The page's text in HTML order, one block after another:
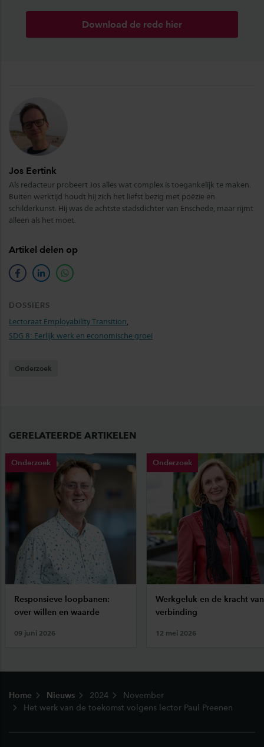
Download de rede hier
Jos Eertink
Als redacteur probeert Jos alles wat complex is toegankelijk te maken.
Buiten werktijd houdt hij zich het liefst bezig met poëzie en
schilderkunst. Hij was de achtste stadsdichter van Enschede, maar rijmt
alleen als het moet.
Artikel delen op
facebooklinkedinwhatsapp
DOSSIERS
Lectoraat Employability Transition,
SDG 8: Eerlijk werk en economische groei
Onderzoek
GERELATEERDE ARTIKELEN
Onderzoek
Responsieve loopbanen:
over willen en waarde
09 juni 2026
Onderzoek
Werkgeluk en de kracht van
verbinding
12 mei 2026
Home Nieuws 2024
November
Het werk van de toekomst volgens lector Paul Preenen